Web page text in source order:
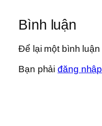
Bình luận
Để lại một bình luận
Bạn phảiđăng nhập